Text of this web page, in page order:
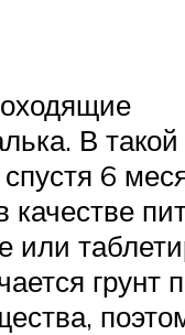
В
6
качестве
или
грунт